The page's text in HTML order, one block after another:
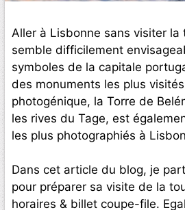
Aller à Lisbonne sans visiter la
semble difficilement
symboles de la capitale
des monuments les plus
photogénique, la Torre de
les rives du Tage, est
les plus photographiés à
Dans cet article du blog, je
pour préparer sa visite de la
horaires & billet coupe-file.